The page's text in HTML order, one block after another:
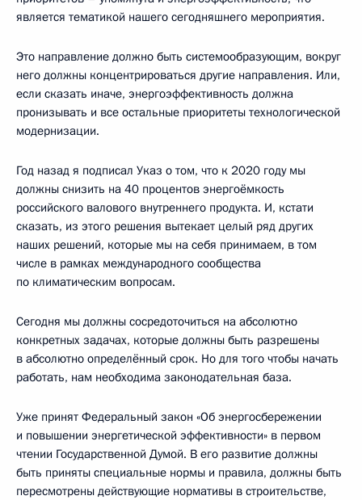
является тематикой нашего сегодняшнего мероприятия.
Это направление должно быть системообразующим, вокруг
него должны концентрироваться другие направления. Или,
если сказать иначе, энергоэффективность должна
пронизывать и все остальные приоритеты технологической
модернизации.
Год назад я подписал Указ о том, что к 2020 году мы
должны снизить на 40 процентов энергоёмкость
российского валового внутреннего продукта. И, кстати
сказать, из этого решения вытекает целый ряд других
наших решений, которые мы на себя принимаем, в том
числе в рамках международного сообщества
по климатическим вопросам.
Сегодня мы должны сосредоточиться на абсолютно
конкретных задачах, которые должны быть разрешены
в абсолютно определённый срок. Но для того чтобы начать
работать, нам необходима законодательная база.
Уже принят Федеральный закон «Об энергосбережении
и повышении энергетической эффективности» в первом
чтении Государственной Думой. В его развитие должны
быть приняты специальные нормы и правила, должны быть
пересмотрены действующие нормативы в строительстве,